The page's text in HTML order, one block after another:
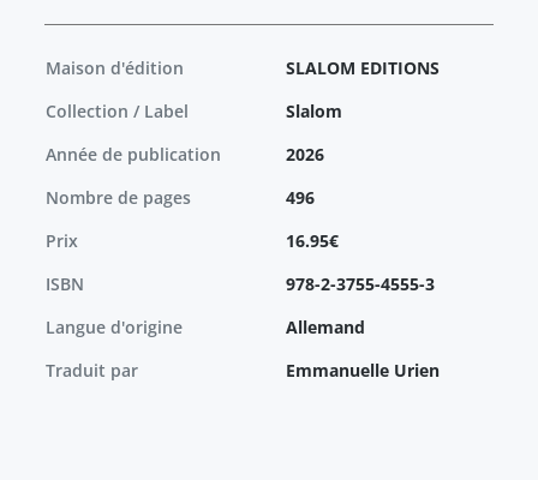
Maison d'édition
SLALOM EDITIONS
Collection / Label
Slalom
Année de publication
2026
Nombre de pages
496
Prix
16.95€
ISBN
978-2-3755-4555-3
Langue d'origine
Allemand
Traduit par
Emmanuelle Urien